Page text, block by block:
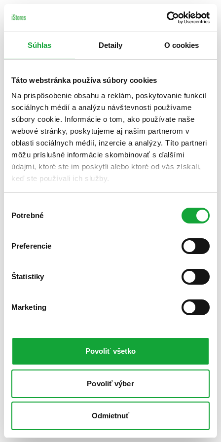
Súhlas Detaily O cookies
Táto webstránka používa súbory cookies
Na prispôsobenie obsahu a reklám, poskytovanie funkcií
sociálnych médií a analýzu návštevnosti používame
súbory cookie. Informácie o tom, ako používate naše
webové stránky, poskytujeme aj našim partnerom v
oblasti sociálnych médií, inzercie a analýzy. Títo partneri
môžu príslušné informácie skombinovať s ďalšími
údajmi, ktoré ste im poskytli alebo ktoré od vás získali,
keď ste používali ich služby.
súhlasu
Potrebné
Preferencie
Štatistiky
Marketing
Povoliť všetko
Povoliť výber
Odmietnuť